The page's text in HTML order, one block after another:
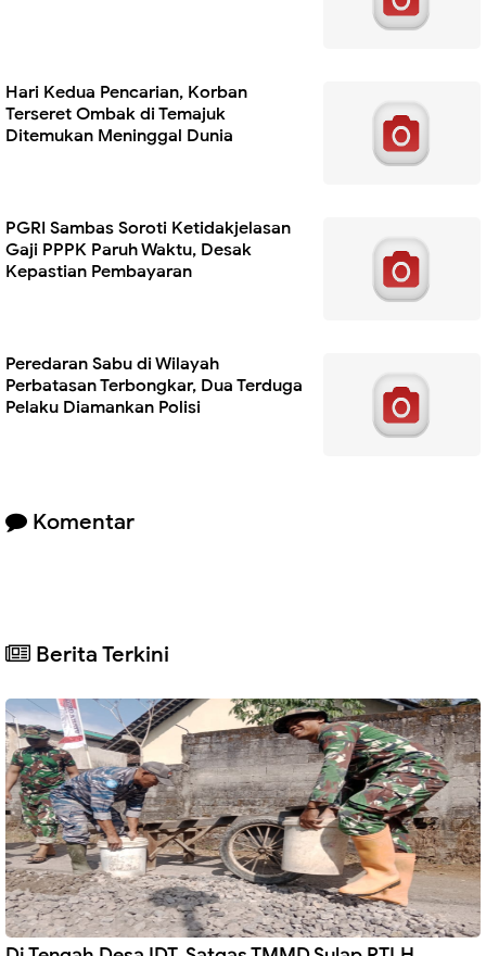
Hari Kedua Pencarian, Korban
Terseret Ombak di Temajuk
Ditemukan Meninggal Dunia
PGRI Sambas Soroti Ketidakjelasan
Gaji PPPK Paruh Waktu, Desak
Kepastian Pembayaran
Peredaran Sabu di Wilayah
Perbatasan Terbongkar, Dua Terduga
Pelaku Diamankan Polisi
Komentar
Berita Terkini